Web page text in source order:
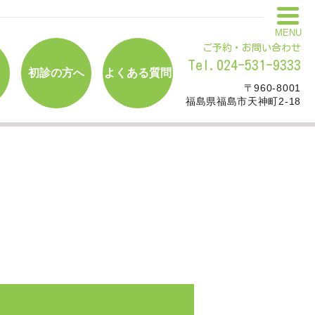
初診の方へ よくある質問
MENU
ご予約・お問い合わせ
Tel.024-531-9333
〒960-8001
福島県福島市天神町2-18